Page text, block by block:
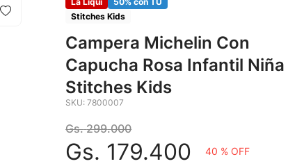
Stitches Kids
Campera Michelin Con
Capucha Rosa Infantil Niña
Stitches Kids
SKU:7800007
Gs. 299.000
Gs. 179.400 40 % OFF